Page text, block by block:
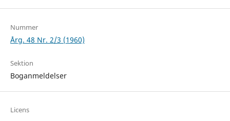
Nummer
Årg. 48 Nr. 2/3 (1960)
Sektion
Boganmeldelser
Licens